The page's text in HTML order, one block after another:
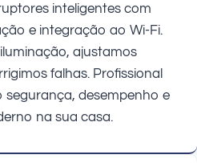
inteligentes com
e integração ao Wi-Fi.
ajustamos
falhas. Profissional
desempenho e
na sua casa.